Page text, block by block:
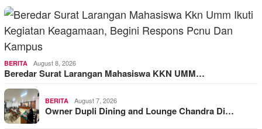
BERITA August 8, 2026
Beredar Surat Larangan Mahasiswa KKN UMM…
BERITA August 7, 2026
Owner Dupli Dining and Lounge Chandra Di…